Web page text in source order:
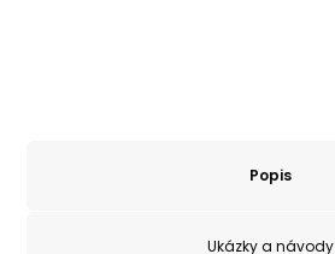
Popis
Ukázky a návody